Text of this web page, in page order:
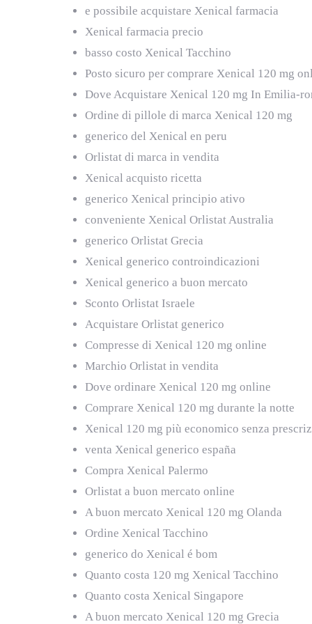
e possibile acquistare Xenical farmacia
Xenical farmacia precio
basso costo Xenical Tacchino
Posto sicuro per comprare Xenical 120 mg
Dove Acquistare Xenical 120 mg In Emilia-
Ordine di pillole di marca Xenical 120 mg
generico del Xenical en peru
Orlistat di marca in vendita
Xenical acquisto ricetta
generico Xenical principio ativo
conveniente Xenical Orlistat Australia
generico Orlistat Grecia
Xenical generico controindicazioni
Xenical generico a buon mercato
Sconto Orlistat Israele
Acquistare Orlistat generico
Compresse di Xenical 120 mg online
Marchio Orlistat in vendita
Dove ordinare Xenical 120 mg online
Comprare Xenical 120 mg durante la notte
Xenical 120 mg più economico senza
venta Xenical generico españa
Compra Xenical Palermo
Orlistat a buon mercato online
A buon mercato Xenical 120 mg Olanda
Ordine Xenical Tacchino
generico do Xenical é bom
Quanto costa 120 mg Xenical Tacchino
Quanto costa Xenical Singapore
A buon mercato Xenical 120 mg Grecia